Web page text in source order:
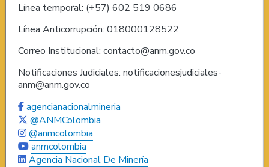
Línea temporal: (+57) 602 519 0686
Línea Anticorrupción: 018000128522
Correo Institucional: contacto@anm.gov.co
Notificaciones Judiciales: notificacionesjudiciales-
anm@anm.gov.co
agencianacionalmineria
@ANMColombia
@anmcolombia
anmcolombia
Agencia Nacional De Minería